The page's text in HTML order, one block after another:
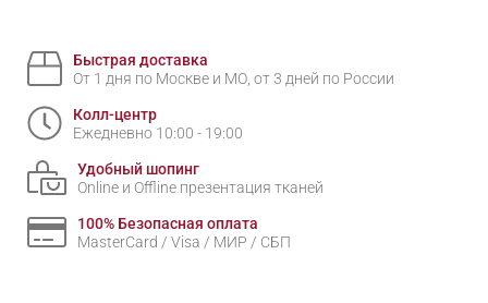
Быстрая доставка
От 1 дня по Москве и МО, от 3 дней по России
Колл-центр
Ежедневно 10:00 - 19:00
Удобный шопинг
Online и Offline презентация тканей
100% Безопасная оплата
MasterCard / Visa / МИР / СБП